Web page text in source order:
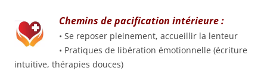
Chemins de pacification intérieure :
• Se reposer pleinement, accueillir la lenteur
• Pratiques de libération émotionnelle (écriture
intuitive, thérapies douces)